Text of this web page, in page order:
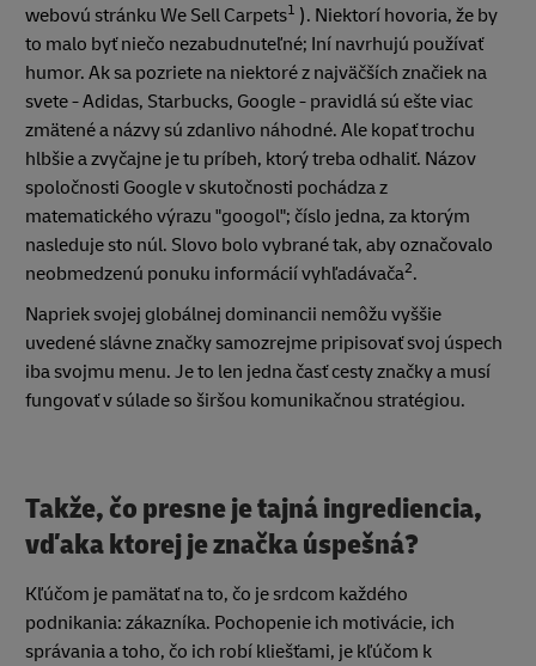
webovú stránku We Sell Carpets1 ). Niektorí hovoria, že by
to malo byť niečo nezabudnuteľné; Iní navrhujú používať
humor. Ak sa pozriete na niektoré z najväčších značiek na
svete - Adidas, Starbucks, Google - pravidlá sú ešte viac
zmätené a názvy sú zdanlivo náhodné. Ale kopať trochu
hlbšie a zvyčajne je tu príbeh, ktorý treba odhaliť. Názov
spoločnosti Google v skutočnosti pochádza z
matematického výrazu "googol"; číslo jedna, za ktorým
nasleduje sto núl. Slovo bolo vybrané tak, aby označovalo
neobmedzenú ponuku informácií vyhľadávača2.
Napriek svojej globálnej dominancii nemôžu vyššie
uvedené slávne značky samozrejme pripisovať svoj úspech
iba svojmu menu. Je to len jedna časť cesty značky a musí
fungovať v súlade so širšou komunikačnou stratégiou.
Takže, čo presne je tajná ingrediencia,
vďaka ktorej je značka úspešná?
Kľúčom je pamätať na to, čo je srdcom každého
podnikania: zákazníka. Pochopenie ich motivácie, ich
správania a toho, čo ich robí kliešťami, je kľúčom k